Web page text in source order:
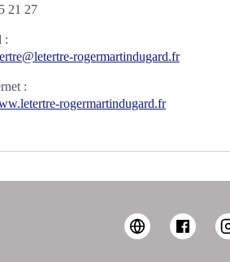
21 27
:
rogermartindugard.fr
:
rogermartindugard.fr